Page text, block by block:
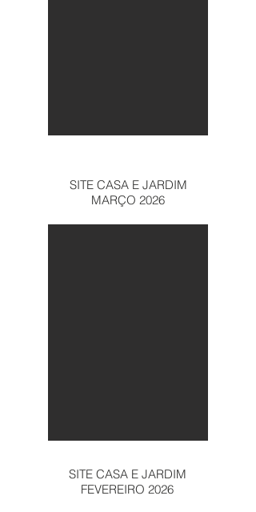
SITE CASA E JARDIM
MARÇO 2026
SITE CASA E JARDIM
FEVEREIRO 2026